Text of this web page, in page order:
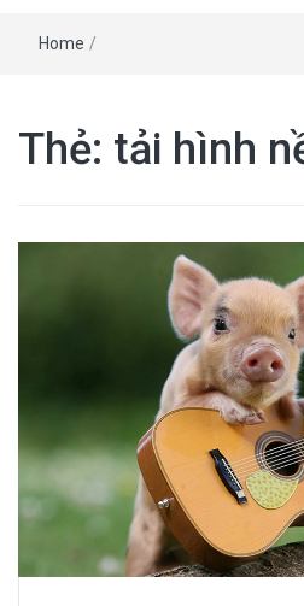
Home /
Thẻ: tải hình